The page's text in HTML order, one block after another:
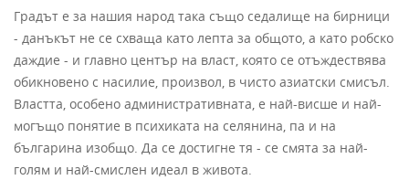
Градът е за нашия народ така също седалище на бирници
- данъкът не се схваща като лепта за общото, а като робско
даждие - и главно център на власт, която се отъждествява
обикновено с насилие, произвол, в чисто азиатски смисъл.
Властта, особено административната, е най-висше и най-
могъщо понятие в психиката на селянина, па и на
българина изобщо. Да се достигне тя - се смята за най-
голям и най-смислен идеал в живота.